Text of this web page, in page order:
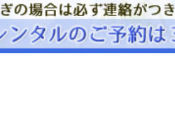
パニエ
06 あんしんパック
汚れ・キズ・破損の補償